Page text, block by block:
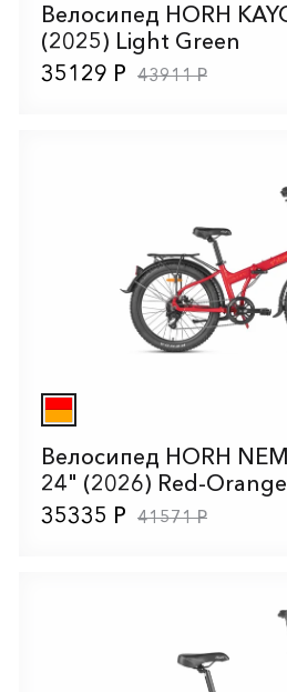
Велосипед HORH
(2025) Light Green
35129 Р 43911 Р
Велосипед HORH
24" (2026) Red-Orange
35335 Р 41571 Р